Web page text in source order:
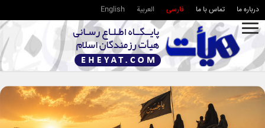
درباره ما تماس با ما فارسی العربية English